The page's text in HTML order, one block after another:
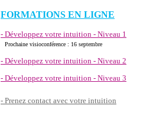
FORMATIONS EN LIGNE
- Développez votre intuition - Niveau 1
Prochaine visioconférence : 16 septembre
- Développez votre intuition - Niveau 2
- Développez votre intuition - Niveau 3
- Prenez contact avec votre intuition